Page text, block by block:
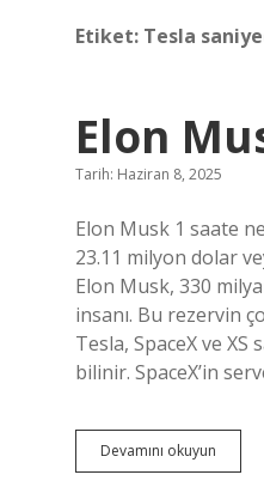
Etiket: Tesla
Elon
Tarih: Haziran 8, 2025
Elon Musk 1 saate
23.11 milyon dolar
Elon Musk, 330
insanı. Bu rezervin
Tesla, SpaceX ve
bilinir. SpaceX’in
Devamını okuyun
Muskın